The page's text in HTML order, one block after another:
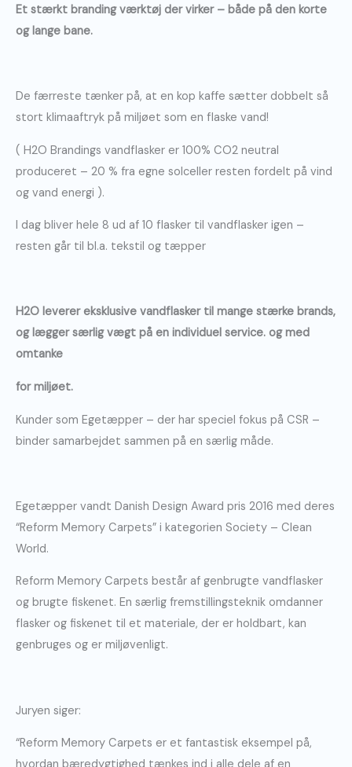
Et stærkt branding værktøj der virker – både på den korte
og lange bane.
De færreste tænker på, at en kop kaffe sætter dobbelt så
stort klimaaftryk på miljøet som en flaske vand!
( H2O Brandings vandflasker er 100% CO2 neutral
produceret – 20 % fra egne solceller resten fordelt på vind
og vand energi ).
I dag bliver hele 8 ud af 10 flasker til vandflasker igen –
resten går til bl.a. tekstil og tæpper
H2O leverer eksklusive vandflasker til mange stærke brands,
og lægger særlig vægt på en individuel service. og med
omtanke
for miljøet.
Kunder som Egetæpper – der har speciel fokus på CSR –
binder samarbejdet sammen på en særlig måde.
Egetæpper vandt Danish Design Award pris 2016 med deres
“Reform Memory Carpets” i kategorien Society – Clean
World.
Reform Memory Carpets består af genbrugte vandflasker
og brugte fiskenet. En særlig fremstillingsteknik omdanner
flasker og fiskenet til et materiale, der er holdbart, kan
genbruges og er miljøvenligt.
Juryen siger:
“Reform Memory Carpets er et fantastisk eksempel på,